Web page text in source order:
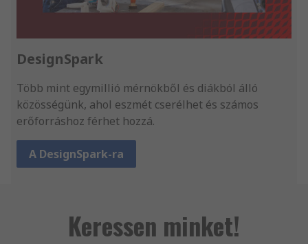
DesignSpark
Több mint egymillió mérnökből és diákból álló
közösségünk, ahol eszmét cserélhet és számos
erőforráshoz férhet hozzá.
A DesignSpark-ra
Keressen minket!